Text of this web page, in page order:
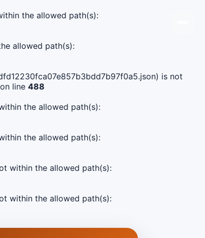
the allowed path(s):
allowed path(s):
is not
on line 488
the allowed path(s):
the allowed path(s):
within the allowed path(s):
within the allowed path(s):